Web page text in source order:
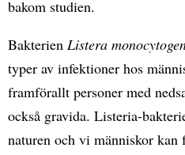
bakom studien.
Bakterien Listera
typer av infektioner hos
framförallt personer med
också gravida. Listeria-
naturen och vi människor